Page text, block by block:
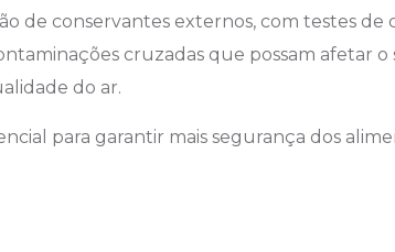
de conservantes externos, com testes de
cruzadas que possam afetar o
do ar.
para garantir mais segurança dos